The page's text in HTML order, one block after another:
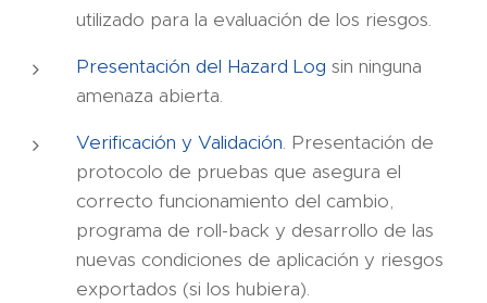
utilizado para la evaluación de los riesgos.
Presentación del Hazard Log sin ninguna
amenaza abierta.
Verificación y Validación. Presentación de
protocolo de pruebas que asegura el
correcto funcionamiento del cambio,
programa de roll-back y desarrollo de las
nuevas condiciones de aplicación y riesgos
exportados (si los hubiera).